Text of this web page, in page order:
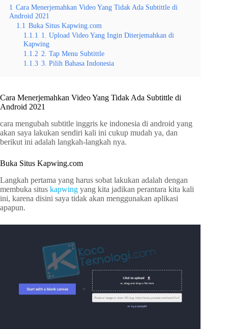
1 Cara Menerjemahkan Video Yang Tidak Ada Subtittle di
Android 2021
1.1 Buka Situs Kapwing.com
1.1.1 1. Upload Video Yang Ingin Diterjemahkan di
Kapwing
1.1.2 2. Tap Menu Subtittle
1.1.3 3. Pilih Bahasa Indonesia
Cara Menerjemahkan Video Yang Tidak Ada Subtittle di
Android 2021
cara mengubah subtitle inggris ke indonesia di android yang
akan saya lakukan sendiri kali ini cukup mudah ya, dan
berikut ini adalah langkah-langkah nya.
Buka Situs Kapwing.com
Langkah pertama yang harus sobat lakukan adalah dengan
membuka situs kapwing yang kita jadikan perantara kita kali
ini, karena disini saya tidak akan menggunakan aplikasi
apapun.